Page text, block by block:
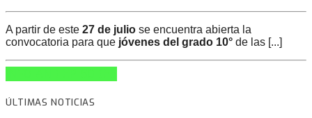
A partir de este 27 de julio se encuentra abierta la
convocatoria para que jóvenes del grado 10° de las [...]
ÚLTIMAS NOTICIAS